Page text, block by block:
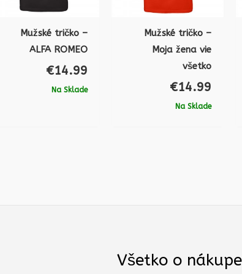
Mužské tričko –
ALFA ROMEO
€14.99
Na Sklade
Mužské tričko –
Moja žena vie
všetko
€14.99
Na Sklade
Všetko o nákupe